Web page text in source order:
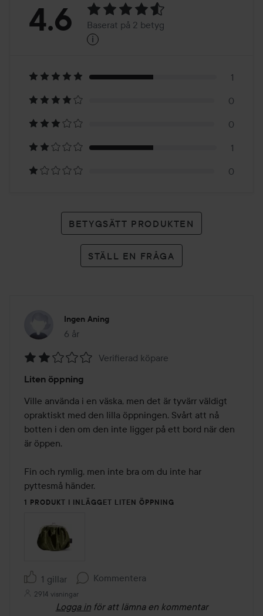
Betyg:
Baserat
på
2
betyg
4.6 Baserat på 2 betyg
i
1
0
0
1
0
BETYGSÄTT PRODUKTEN
STÄLL EN FRÅGA
Ingen Aning
6 år
Inlägget skapades 6 år
2
av
5
Verifierad köpare
Liten öppning
Ville använda i en väska, men det är tyvärr väldigt
opraktiskt med den lilla öppningen. Svårt att nå
botten i den om den inte ligger på ett bord när den
är öppen.
Fin och rymlig, men inte bra om du inte har
pyttesmå händer.
1 PRODUKT I INLÄGGET LITEN ÖPPNING
1 gillar Kommentera
2914 visningar
Logga in för att lämna en kommentar